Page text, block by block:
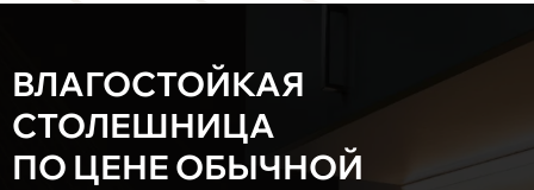
ВЛАГОСТОЙКАЯ
СТОЛЕШНИЦА
ПО ЦЕНЕ ОБЫЧНОЙ